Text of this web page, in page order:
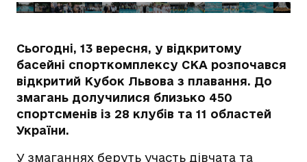
Сьогодні, 13 вересня, у відкритому
басейні спорткомплексу СКА розпочався
відкритий Кубок Львова з плавання. До
змагань долучилися близько 450
спортсменів із 28 клубів та 11 областей
України.
У змаганнях беруть участь дівчата та